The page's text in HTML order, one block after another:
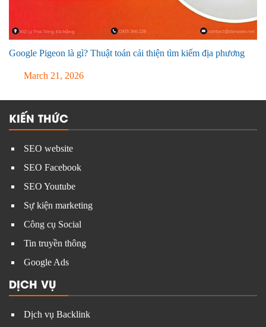
Google Pigeon là gì? Thuật toán cải thiện tìm kiếm địa phương
March 21, 2026
KIẾN THỨC
SEO website
SEO Facebook
SEO Youtube
Sự kiện marketing
Công cụ Social
Tin truyền thông
Google Ads
DỊCH VỤ
Dịch vụ Backlink